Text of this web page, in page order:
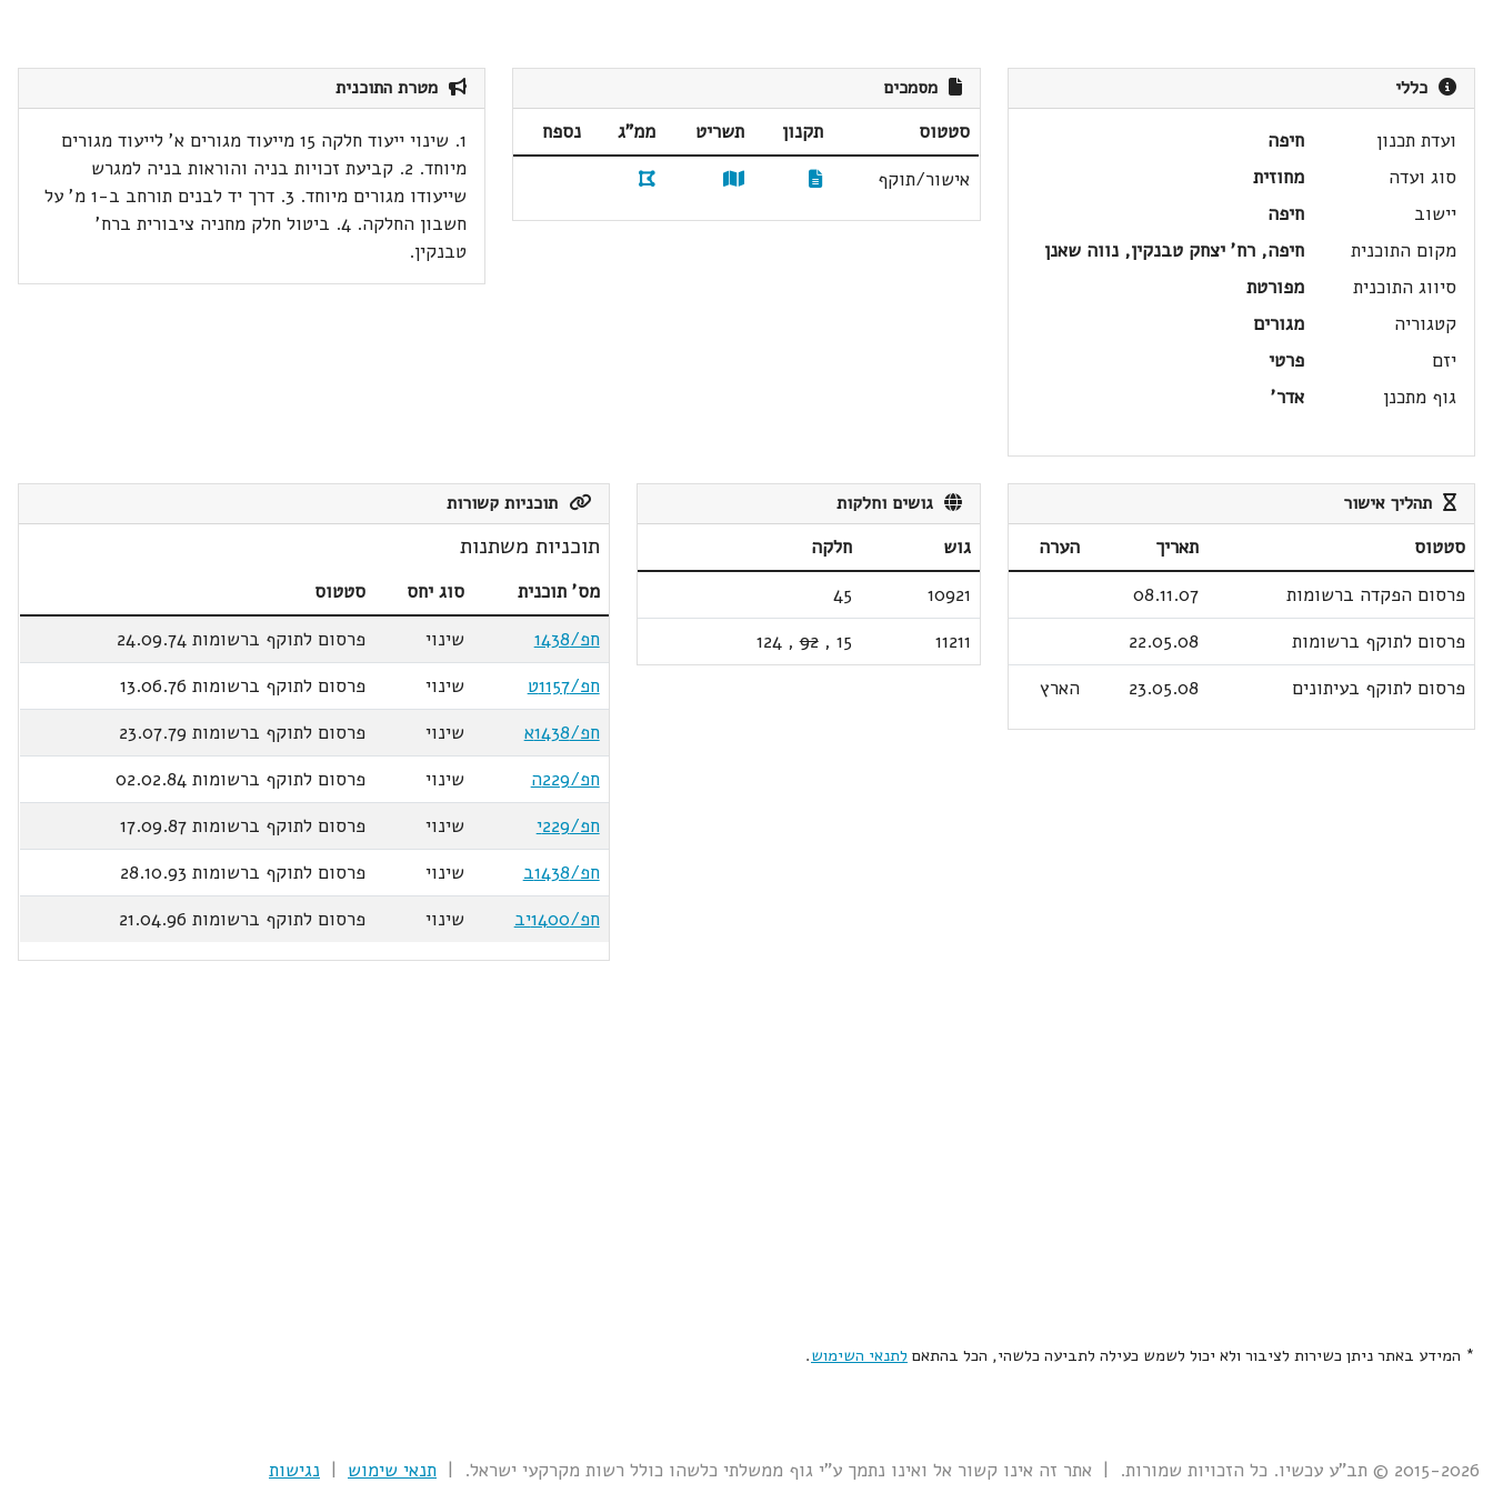
כללי
ועדת תכנון
חיפה
סוג ועדה
מחוזית
יישוב
חיפה
מקום התוכנית
חיפה, רח' יצחק טבנקין, נווה שאנן
סיווג התוכנית
מפורטת
קטגוריה
מגורים
יזם
פרטי
גוף מתכנן
אדר'
מסמכים
סטטוס תקנון תשריט ממ"ג
נספח
אישור/תוקף
מטרת התוכנית
1. שינוי ייעוד חלקה 15 מייעוד מגורים א' לייעוד מגורים
מיוחד. 2. קביעת זכויות בניה והוראות בניה למגרש
שייעודו מגורים מיוחד. 3. דרך יד לבנים תורחב ב-1 מ' על
חשבון החלקה. 4. ביטול חלק מחניה ציבורית ברח'
טבנקין.
תהליך אישור
סטטוס תאריך
הערה
פרסום הפקדה ברשומות
08.11.07
פרסום לתוקף ברשומות
22.05.08
פרסום לתוקף בעיתונים
23.05.08 הארץ
גושים וחלקות
גוש
חלקה
10921
45
11211
15
,
92
,
124
תוכניות קשורות
תוכניות משתנות
מס' תוכנית סוג יחס
סטטוס
חפ/1438
שינוי
פרסום לתוקף ברשומות 24.09.74
חפ/1157ט
שינוי
פרסום לתוקף ברשומות 13.06.76
חפ/1438א
שינוי
פרסום לתוקף ברשומות 23.07.79
חפ/229ה
שינוי
פרסום לתוקף ברשומות 02.02.84
חפ/229י
שינוי
פרסום לתוקף ברשומות 17.09.87
חפ/1438ב
שינוי
פרסום לתוקף ברשומות 28.10.93
חפ/1400יב
שינוי פרסום לתוקף ברשומות 21.04.96
* המידע באתר ניתן כשירות לציבור ולא יכול לשמש כעילה לתביעה כלשהי, הכל בהתאם לתנאי השימוש.
2015-2026 © תב"ע עכשיו. כל הזכויות שמורות. | אתר זה אינו קשור אל ואינו נתמך ע"י גוף ממשלתי כלשהו כולל רשות מקרקעי ישראל. | תנאי שימוש | נגישות